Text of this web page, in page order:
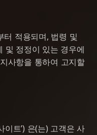
터 적용되며, 법령 및
및 정정이 있는 경우에
사항을 통하여 고지할
이트’) 은(는) 고객은 사